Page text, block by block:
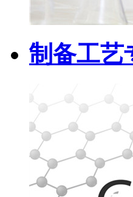
制备工艺